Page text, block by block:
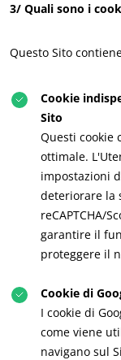
IL NOSTRO IMPEGNO
Agire attraverso i
Progressi con i
Impegno per
Innovare con il
Portogallo
Serbia (serbo)
Spagna
Svizzera
Turchia
3/ Quali sono i
Questo Sito
Cookie
Sito
Questi cookie
ottimale.
impostazioni
deteriorare la
reCAPTCHA/
garantire il
proteggere il
Cookie di
I cookie di
come viene
navigano sul